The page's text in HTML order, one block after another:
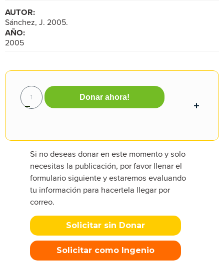
AUTOR:
Sánchez, J. 2005.
AÑO:
2005
Donar ahora!
Si no deseas donar en este momento y solo
necesitas la publicación, por favor llenar el
formulario siguiente y estaremos evaluando
tu información para hacertela llegar por
correo.
Solicitar sin Donar
Solicitar como Ingenio